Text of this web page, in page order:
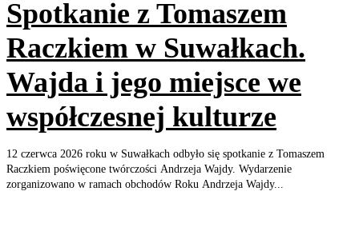
Spotkanie z Tomaszem
Raczkiem w Suwałkach.
Wajda i jego miejsce we
współczesnej kulturze
12 czerwca 2026 roku w Suwałkach odbyło się spotkanie z Tomaszem
Raczkiem poświęcone twórczości Andrzeja Wajdy. Wydarzenie
zorganizowano w ramach obchodów Roku Andrzeja Wajdy...